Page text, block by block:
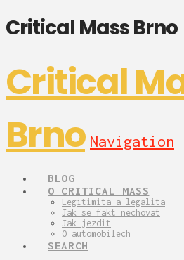
Critical Mass Brno
Critical
Brno Navigation
BLOG
O CRITICAL MASS
Legitimita a legalita
Jak se fakt nechovat
Jak jezdit
O automobilech
SEARCH